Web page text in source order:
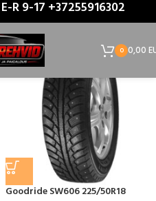
R 9-17 +37255916302
0 0,00
Goodride SW606 225/50R18